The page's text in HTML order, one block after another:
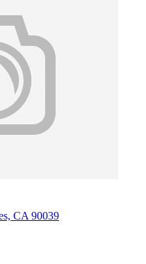
CA 90039